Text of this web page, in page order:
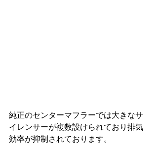
純正のセンターマフラーでは大きなサ
イレンサーが複数設けられており排気
効率が抑制されております。